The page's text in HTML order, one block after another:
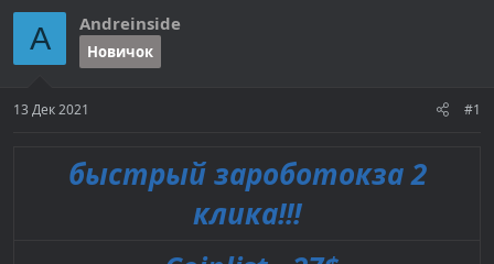
е
м
ы
а
л
а
A Andreinside
Новичок
13 Дек 2021 #1
быстрый зароботокза 2
клика!!!